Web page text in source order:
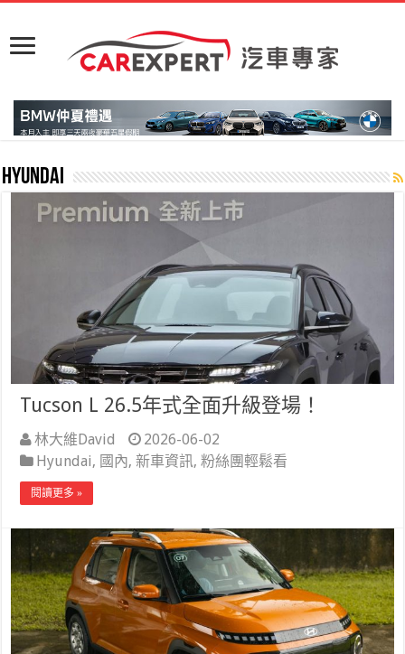
Hyundai
Tucson L 26.5年式全面升級登場！
林大維David
2026-06-02
Hyundai, 國內,新車資訊,粉絲團輕鬆看
閱讀更多 »